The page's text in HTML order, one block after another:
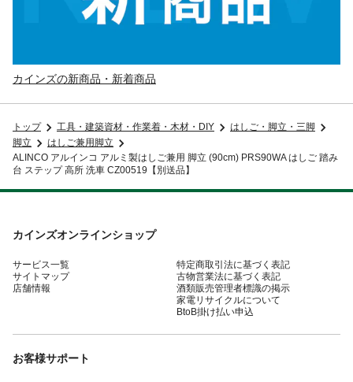
カインズの新商品・新着商品
トップ 工具・建築資材・作業着・木材・DIY
はしご・脚立・三脚
脚立
はしご兼用脚立
ALINCO アルインコ アルミ製はしご兼用 脚立 (90cm) PRS90WA はしご 踏み
台 ステップ 高所 洗車 CZ00519【別送品】
カインズオンラインショップ
サービス一覧
サイトマップ
店舗情報
特定商取引法に基づく表記
古物営業法に基づく表記
酒類販売管理者標識の掲示
家電リサイクルについて
BtoB掛け払い申込
お客様サポート